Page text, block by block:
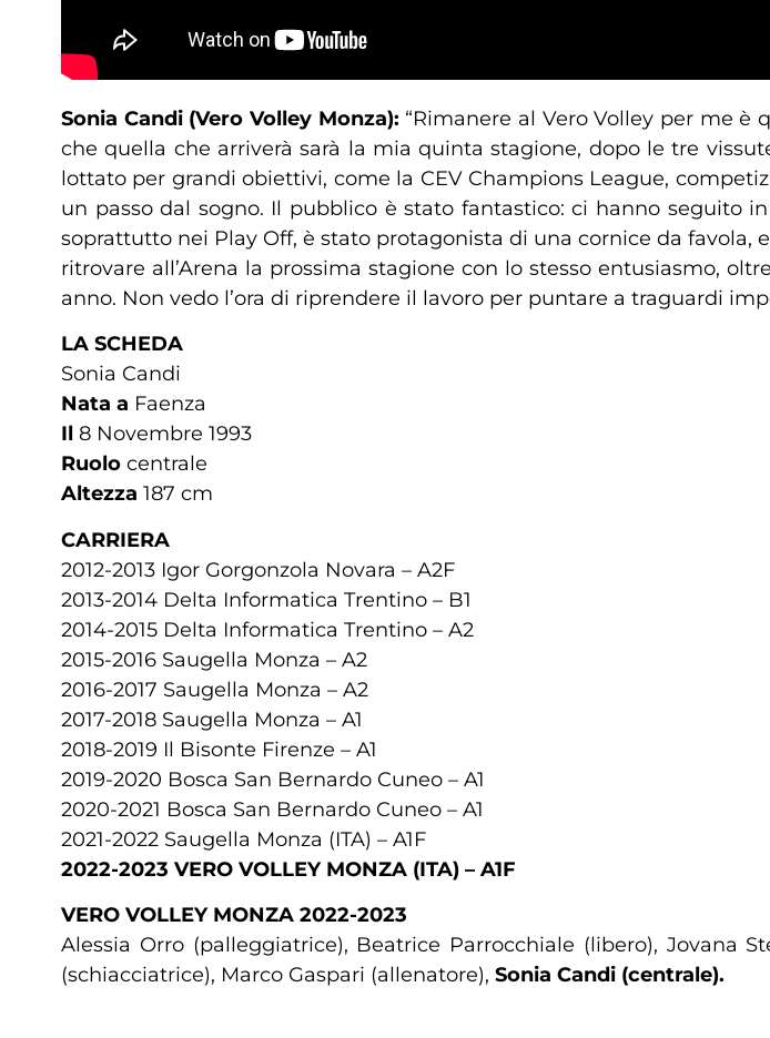
Sonia Candi (Vero Volley Monza): “Rimanere al Vero Volley per me è
che quella che arriverà sarà la mia quinta stagione, dopo le tre
lottato per grandi obiettivi, come la CEV Champions League,
un passo dal sogno. Il pubblico è stato fantastico: ci hanno seguito
soprattutto nei Play Off, è stato protagonista di una cornice da
ritrovare all’Arena la prossima stagione con lo stesso entusiasmo,
anno. Non vedo l’ora di riprendere il lavoro per puntare a traguardi
LA SCHEDA
Sonia Candi
Nata a Faenza
Il 8 Novembre 1993
Ruolo centrale
Altezza 187 cm
CARRIERA
2012-2013 Igor Gorgonzola Novara – A2F
2013-2014 Delta Informatica Trentino – B1
2014-2015 Delta Informatica Trentino – A2
2015-2016 Saugella Monza – A2
2016-2017 Saugella Monza – A2
2017-2018 Saugella Monza – A1
2018-2019 Il Bisonte Firenze – A1
2019-2020 Bosca San Bernardo Cuneo – A1
2020-2021 Bosca San Bernardo Cuneo – A1
2021-2022 Saugella Monza (ITA) – A1F
2022-2023 VERO VOLLEY MONZA (ITA) – A1F
VERO VOLLEY MONZA 2022-2023
Alessia Orro (palleggiatrice), Beatrice Parrocchiale (libero), Jovana
(schiacciatrice), Marco Gaspari (allenatore), Sonia Candi (centrale).